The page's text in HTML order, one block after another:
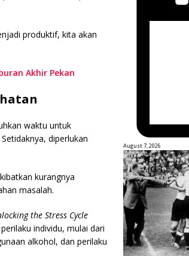
produktif, kita akan
Akhir Pekan
waktu untuk
diperlukan
kurangnya
masalah.
the Stress Cycle
individu, mulai dari
alkohol, dan perilaku
August 7, 2026